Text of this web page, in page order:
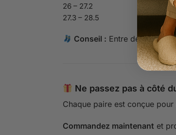
26 – 27.2
27.3 – 28.5
Conseil : Entre deux tailles
Ne passez pas à côté
Chaque paire est conçue
Commandez maintenant et